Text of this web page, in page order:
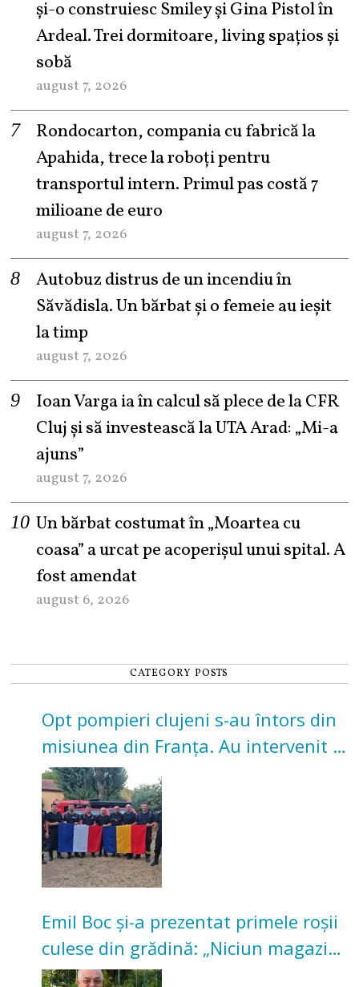
şi-o construiesc Smiley şi Gina Pistol în
Ardeal. Trei dormitoare, living spațios și
sobă
august 7, 2026
Rondocarton, compania cu fabrică la
Apahida, trece la roboți pentru
transportul intern. Primul pas costă 7
milioane de euro
august 7, 2026
Autobuz distrus de un incendiu în
Săvădisla. Un bărbat și o femeie au ieșit
la timp
august 7, 2026
Ioan Varga ia în calcul să plece de la CFR
Cluj și să investească la UTA Arad: „Mi-a
ajuns”
august 7, 2026
Un bărbat costumat în „Moartea cu
coasa” a urcat pe acoperișul unui spital. A
fost amendat
august 6, 2026
CATEGORY POSTS
Opt pompieri clujeni s-au întors din
misiunea din Franța. Au intervenit la
incendii de vegetație și pădure
Emil Boc și-a prezentat primele roșii
culese din grădină: „Niciun magazin
nu poate oferi această satisfacție”